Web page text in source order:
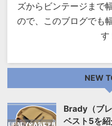
ズからビンテージまで
ので、このブログでも
す
NEW
Brady（ブ
ベスト5を紹